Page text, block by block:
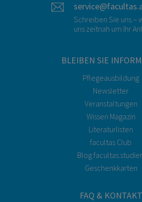
Schreiben Sie uns –
uns zeitnah um Ihr
BLEIBEN SIE
Pflegeausbildung
Newsletter
Veranstaltungen
Wissen Magazin
Literaturlisten
facultas Club
Blog
Geschenkkarten
FAQ & KONTAKT